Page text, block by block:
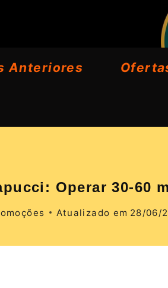
Anteriores
Operar 30-60
Atualizado em 28/06/